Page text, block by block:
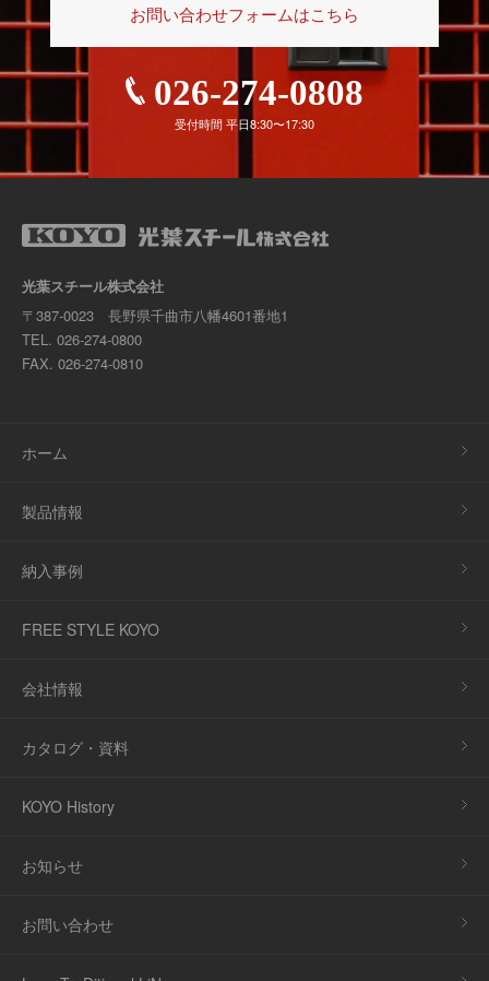
お問い合わせフォームはこちら
026-274-0808
受付時間 平日8:30〜17:30
光葉スチール株式会社
〒387-0023 長野県千曲市八幡4601番地1
TEL. 026-274-0800
FAX. 026-274-0810
ホーム
製品情報
納入事例
FREE STYLE KOYO
会社情報
カタログ・資料
KOYO History
お知らせ
お問い合わせ